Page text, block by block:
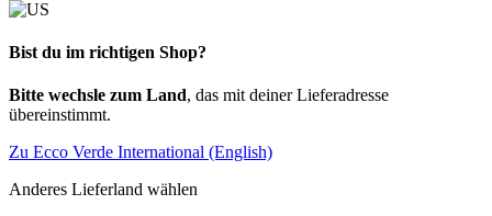
Bist du im richtigen Shop?
Bitte wechsle zum Land, das mit deiner Lieferadresse
übereinstimmt.
Zu Ecco Verde International (English)
Anderes Lieferland wählen